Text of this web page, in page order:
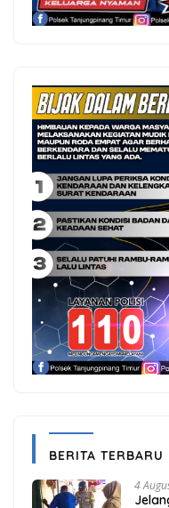
BERITA TERBARU
4